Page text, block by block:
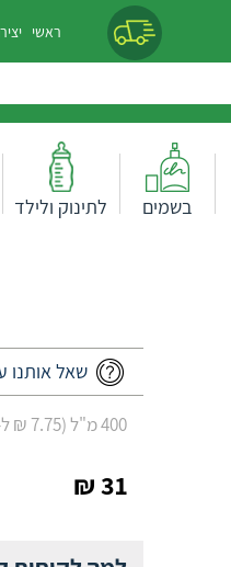
ראשי
בשמים לתינוק ולילד
שאל אותנו
400 מ"ל (7.75 ₪ ל-100 מ"ל)
31 ₪